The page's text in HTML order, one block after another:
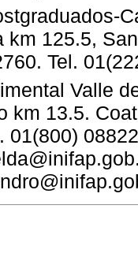
km 125.5,
Tel.
Valle
km 13.5.
01(800)